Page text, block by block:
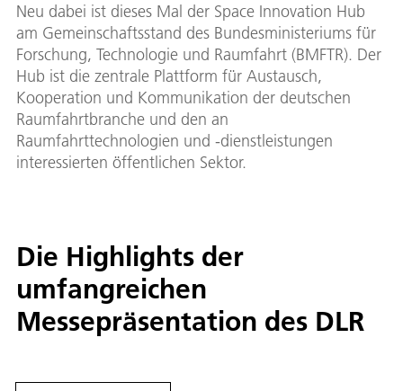
Neu dabei ist dieses Mal der Space Innovation Hub
am Gemeinschaftsstand des Bundesministeriums für
Forschung, Technologie und Raumfahrt (BMFTR). Der
Hub ist die zentrale Plattform für Austausch,
Kooperation und Kommunikation der deutschen
Raumfahrtbranche und den an
Raumfahrttechnologien und -dienstleistungen
interessierten öffentlichen Sektor.
Die Highlights der
umfangreichen
Messepräsentation des DLR